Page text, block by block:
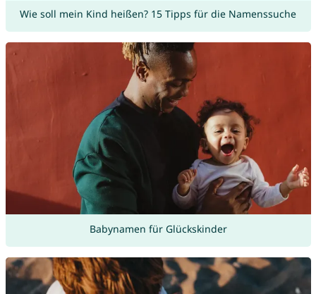
Wie soll mein Kind heißen? 15 Tipps für die Namenssuche
Babynamen für Glückskinder